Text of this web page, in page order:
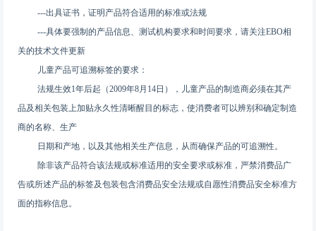
---出具证书，证明产品符合适用的标准或法规
---具体要强制的产品信息、测试机构要求和时间要求，请关注EBO相
关的技术文件更新
儿童产品可追溯标签的要求：
法规生效1年后起（2009年8月14日），儿童产品的制造商必须在其产
品及相关包装上加贴永久性清晰醒目的标志，使消费者可以辨别和确定制造
商的名称、生产
日期和产地，以及其他相关生产信息，从而确保产品的可追溯性。
除非该产品符合该法规或标准适用的安全要求或标准，严禁消费品广
告或所述产品的标签及包装包含消费品安全法规或自愿性消费品安全标准方
面的指称信息。